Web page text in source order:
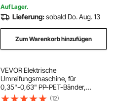
Auf Lager.
Lieferung:sobald Do. Aug. 13
Zum Warenkorb hinzufügen
VEVOR Elektrische
Umreifungsmaschine, für
0,35"-0,63" PP-PET-Bänder,
tragbares elektrisches
(12)